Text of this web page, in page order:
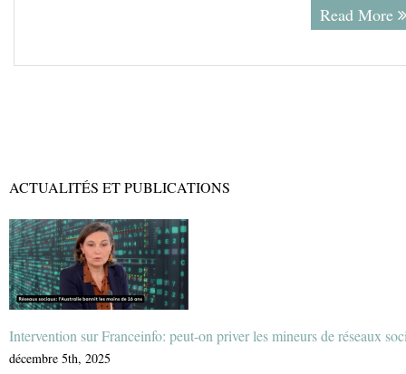
Read More
ACTUALITÉS ET PUBLICATIONS
Intervention sur Franceinfo: peut-on priver les mineurs de réseaux
décembre 5th, 2025